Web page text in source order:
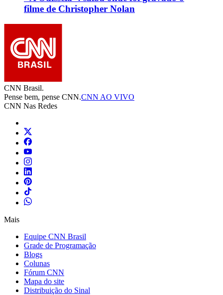
filme de Christopher Nolan
CNN Brasil.
Pense bem, pense CNN.CNN AO VIVO
CNN Nas Redes
Mais
Equipe CNN Brasil
Grade de Programação
Blogs
Colunas
Fórum CNN
Mapa do site
Distribuição do Sinal